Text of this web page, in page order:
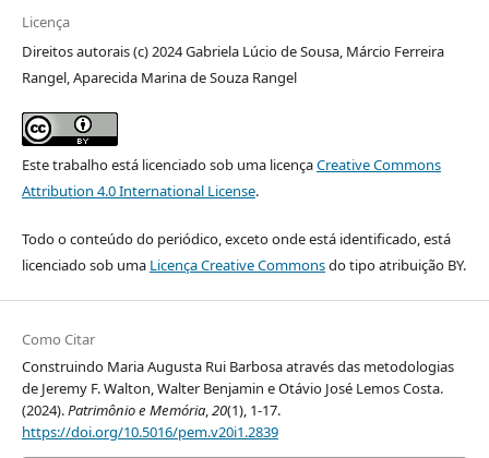
Licença
Direitos autorais (c) 2024 Gabriela Lúcio de Sousa, Márcio Ferreira
Rangel, Aparecida Marina de Souza Rangel
Este trabalho está licenciado sob uma licençaCreative Commons
Attribution 4.0 International License.
Todo o conteúdo do periódico, exceto onde está identificado, está
licenciado sob uma Licença Creative Commonsdo tipo atribuição BY.
Como Citar
Construindo Maria Augusta Rui Barbosa através das metodologias
de Jeremy F. Walton, Walter Benjamin e Otávio José Lemos Costa.
(2024).Patrimônio e Memória,20(1), 1-17.
https://doi.org/10.5016/pem.v20i1.2839